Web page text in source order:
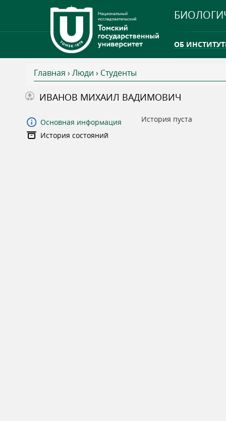
ОБ
ТГУ ОТКРЫЛ
В
ы
з
Главная › Люди › Студенты
ИВАНОВ МИХАИЛ ВАДИМОВИЧ
Основная информация
История состояний
История пуста